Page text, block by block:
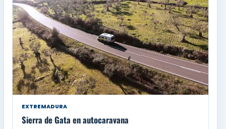
EXTREMADURA
Sierra de Gata en autocaravana